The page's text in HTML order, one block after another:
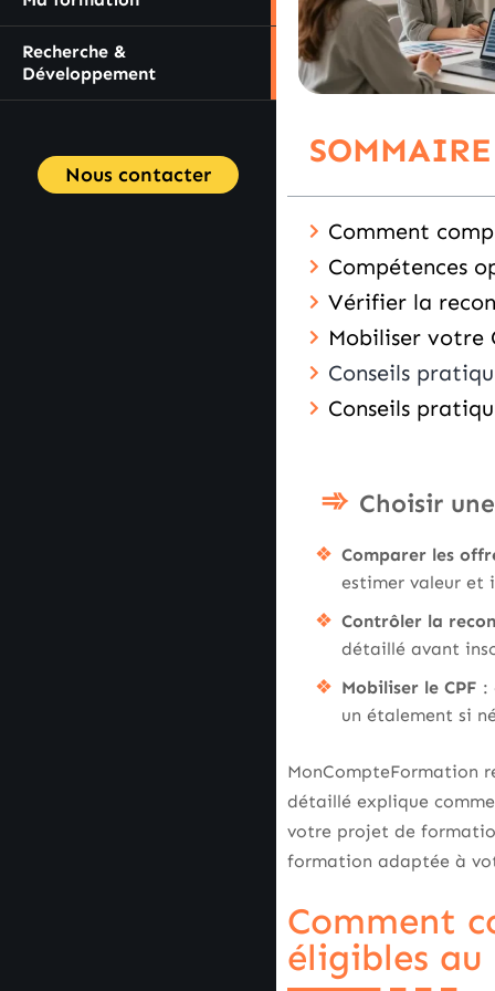
Recherche &
Développement
Nous contacter
SOMMAIRE
Comment
Compétences
Vérifier la
Mobiliser votre
Conseils
Conseils
Choisir
Comparer les
estimer valeur et
Contrôler la
détaillé avant
Mobiliser le CPF :
un étalement si
MonCompteFormation
détaillé explique
votre projet de
formation adaptée à
Comment
éligibles au